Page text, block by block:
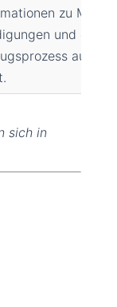
zu
und dem
aus
sich in